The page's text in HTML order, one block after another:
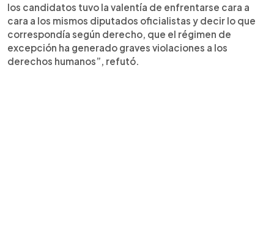
los candidatos tuvo la valentía de enfrentarse cara a
cara a los mismos diputados oficialistas y decir lo que
correspondía según derecho, que el régimen de
excepción ha generado graves violaciones a los
derechos humanos”, refutó.